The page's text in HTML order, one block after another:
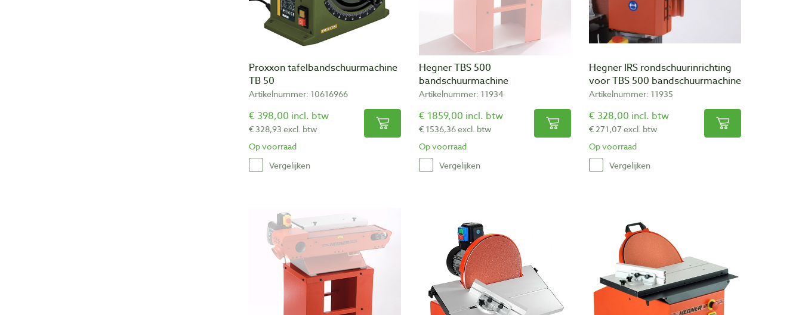
Proxxon tafelbandschuurmachine
TB 50
Artikelnummer: 10616966
€ 398,00 incl. btw
€ 328,93 excl. btw
Op voorraad
Vergelijken
Hegner TBS 500
bandschuurmachine
Artikelnummer: 11934
€ 1859,00 incl. btw
€ 1536,36 excl. btw
Op voorraad
Vergelijken
Hegner IRS rondschuurinrichting
voor TBS 500 bandschuurmachine
Artikelnummer: 11935
€ 328,00 incl. btw
€ 271,07 excl. btw
Op voorraad
Vergelijken